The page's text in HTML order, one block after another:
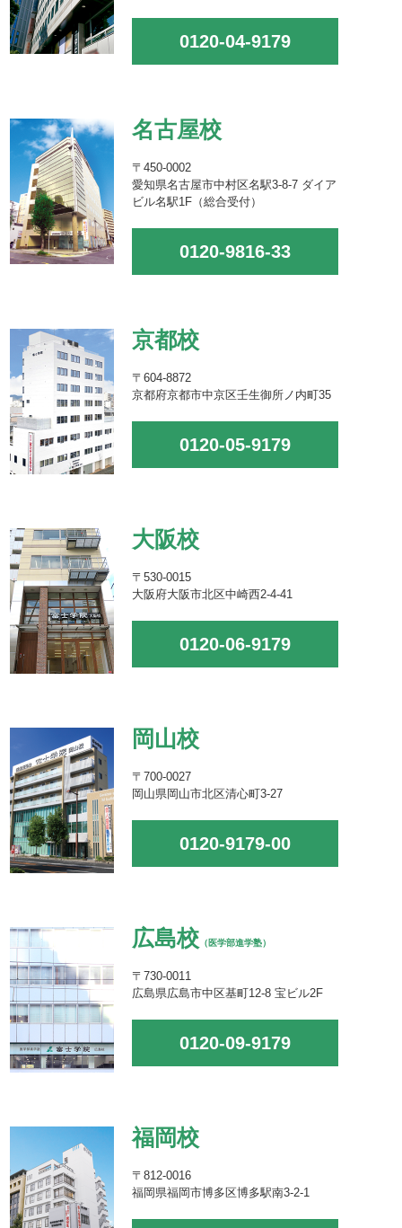
0120-04-9179
名古屋校
〒450-0002
愛知県名古屋市中村区名駅3-8-7 ダイア
ビル名駅1F（総合受付）
0120-9816-33
京都校
〒604-8872
京都府京都市中京区壬生御所ノ内町35
0120-05-9179
大阪校
〒530-0015
大阪府大阪市北区中崎西2-4-41
0120-06-9179
岡山校
〒700-0027
岡山県岡山市北区清心町3-27
0120-9179-00
広島校 （医学部進学塾）
〒730-0011
広島県広島市中区基町12-8 宝ビル2F
0120-09-9179
福岡校
〒812-0016
福岡県福岡市博多区博多駅南3-2-1